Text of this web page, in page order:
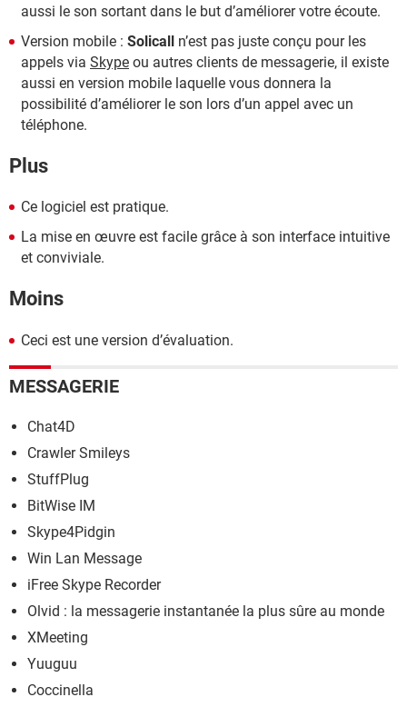
aussi le son sortant dans le but d’améliorer votre écoute.
Version mobile : Solicall n’est pas juste conçu pour les
appels via Skype ou autres clients de messagerie, il existe
aussi en version mobile laquelle vous donnera la
possibilité d’améliorer le son lors d’un appel avec un
téléphone.
Plus
Ce logiciel est pratique.
La mise en œuvre est facile grâce à son interface intuitive
et conviviale.
Moins
Ceci est une version d’évaluation.
MESSAGERIE
Chat4D
Crawler Smileys
StuffPlug
BitWise IM
Skype4Pidgin
Win Lan Message
iFree Skype Recorder
Olvid : la messagerie instantanée la plus sûre au monde
XMeeting
Yuuguu
Coccinella